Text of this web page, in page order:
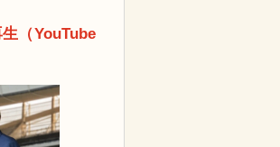
（YouTube